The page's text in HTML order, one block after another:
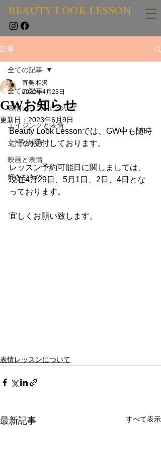
BEAUTY LOOK LESSON
記事
全ての記事
表情レッスンについて
エイジングと表情
女性と表情
映画と表情
好きなもの
全ての記事
GWお知らせ
直美 相沢
2022年4月23日
更新日： 2023年6月9日
Beauty Look Lessonでは、GW中も随時
ご予約受付しております。
レッスン予約可能日に関しましては、
現在4月29日、5月1日、2日、4日とな
っております。
宜しくお願い致します。
表情レッスンについて
最新記事 すべて表示